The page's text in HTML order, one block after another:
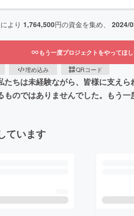
より 1,764,500円の資金を集め、 2024/
もう一度プロジェクトをやってほ
埋め込み QRコード
ちは未経験ながら、皆様に支え
のではありませんでした。もう
ています